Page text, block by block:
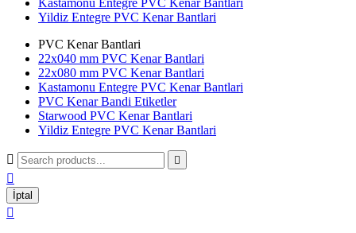
Kastamonu Entegre PVC Kenar Bantlari
Yildiz Entegre PVC Kenar Bantlari
PVC Kenar Bantlari
22x040 mm PVC Kenar Bantlari
22x080 mm PVC Kenar Bantlari
Kastamonu Entegre PVC Kenar Bantlari
PVC Kenar Bandi Etiketler
Starwood PVC Kenar Bantlari
Yildiz Entegre PVC Kenar Bantlari
 

İptal
